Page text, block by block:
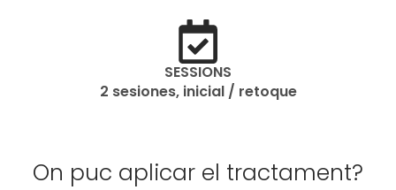
SESSIONS
2 sesiones, inicial / retoque
On puc aplicar el tractament?